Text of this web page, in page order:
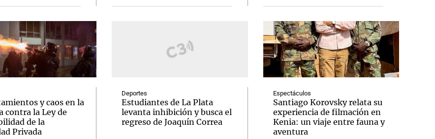
y caos en la
contra la Ley de
de la
Privada
Deportes
Estudiantes de La Plata
levanta inhibición y busca el
regreso de Joaquín Correa
Espectáculos
Santiago Korovsky relata su
experiencia de filmación en
Kenia: un viaje entre fauna y
aventura
El huracán de Arequito Cadena 3 en Groenlandia